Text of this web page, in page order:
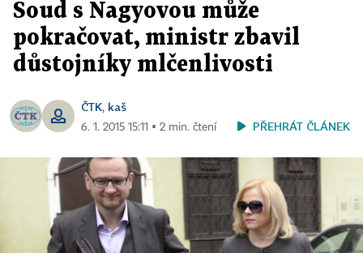
Soud s Nagyovou může
pokračovat, ministr zbavil
důstojníky mlčenlivosti
ČTK, kaš
6. 1. 2015 15:11 ▪ 2 min. čtení PŘEHRÁT ČLÁNEK